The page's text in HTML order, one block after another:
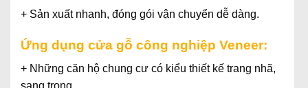
+ Sản xuất nhanh, đóng gói vận chuyển dễ dàng.
Ứng dụng cửa gỗ công nghiệp Veneer:
+ Những căn hộ chung cư có kiểu thiết kế trang nhã,